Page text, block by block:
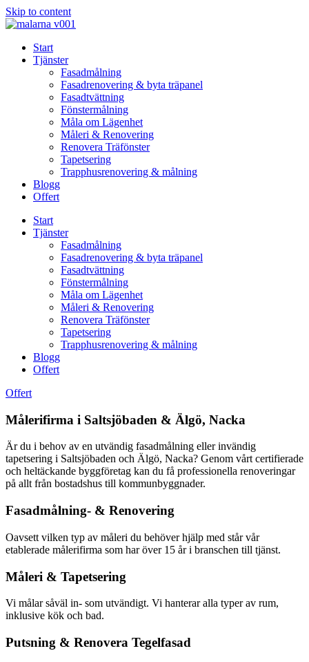
Skip to content
Start
Tjänster
Fasadmålning
Fasadrenovering & byta träpanel
Fasadtvättning
Fönstermålning
Måla om Lägenhet
Måleri & Renovering
Renovera Träfönster
Tapetsering
Trapphusrenovering & målning
Blogg
Offert
Start
Tjänster
Fasadmålning
Fasadrenovering & byta träpanel
Fasadtvättning
Fönstermålning
Måla om Lägenhet
Måleri & Renovering
Renovera Träfönster
Tapetsering
Trapphusrenovering & målning
Blogg
Offert
Offert
Målerifirma i Saltsjöbaden & Älgö, Nacka
Är du i behov av en utvändig fasadmålning eller invändig
tapetsering i Saltsjöbaden och Älgö, Nacka? Genom vårt certifierade
och heltäckande byggföretag kan du få professionella renoveringar
på allt från bostadshus till kommunbyggnader.
Fasadmålning- & Renovering
Oavsett vilken typ av måleri du behöver hjälp med står vår
etablerade målerifirma som har över 15 år i branschen till tjänst.
Måleri & Tapetsering
Vi målar såväl in- som utvändigt. Vi hanterar alla typer av rum,
inklusive kök och bad.
Putsning & Renovera Tegelfasad